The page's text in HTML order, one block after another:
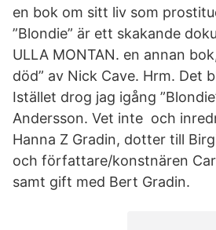
en bok om sitt liv som
”Blondie” är ett skakande
ULLA MONTAN. en annan
död” av Nick Cave. Hrm. Det
Istället drog jag igång
Andersson. Vet inte och
Hanna Z Gradin, dotter till
och författare/konstnären
samt gift med Bert Gradin.